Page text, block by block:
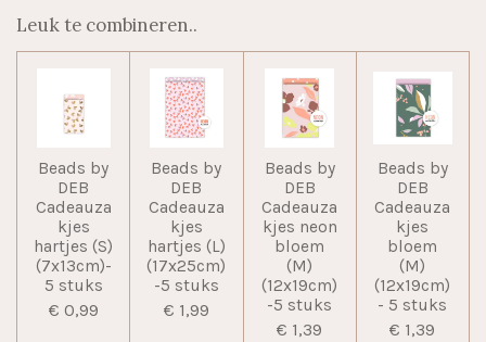
Leuk te combineren..
Beads by
DEB
Cadeauza
kjes
hartjes (S)
(7x13cm)-
5 stuks
€ 0,99
Beads by
DEB
Cadeauza
kjes
hartjes (L)
(17x25cm)
-5 stuks
€ 1,99
Beads by
DEB
Cadeauza
kjes neon
bloem
(M)
(12x19cm)
-5 stuks
€ 1,39
Beads by
DEB
Cadeauza
kjes
bloem
(M)
(12x19cm)
- 5 stuks
€ 1,39